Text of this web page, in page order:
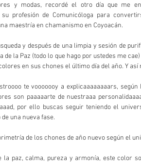
y modas, recordé el otro día que me
su profesión de Comunicóloga para
maestría en chamanismo en Coyoacán.
y después de una limpia y sesión de
de la Paz (todo lo que hago por ustedes me
en sus chones el último día del año. Y así
te vooooooy a explicaaaaaaaars,
son paaaaarte de nuestraaa
por ello buscas seguir teniendo el
una nueva fase.
de los chones de año nuevo según el
la paz, calma, pureza y armonía, este color